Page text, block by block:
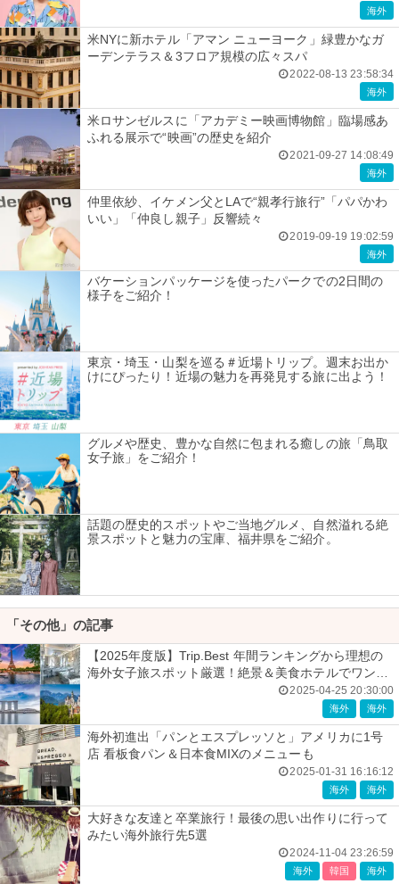
海外
米NYに新ホテル「アマン ニューヨーク」緑豊かなガ
ーデンテラス＆3フロア規模の広々スパ
2022-08-13 23:58:34
海外
米ロサンゼルスに「アカデミー映画博物館」臨場感あ
ふれる展示で“映画”の歴史を紹介
2021-09-27 14:08:49
海外
仲里依紗、イケメン父とLAで“親孝行旅行”「パパかわ
いい」「仲良し親子」反響続々
2019-09-19 19:02:59
海外
バケーションパッケージを使ったパークでの2日間の
様子をご紹介！
東京・埼玉・山梨を巡る＃近場トリップ。週末お出か
けにぴったり！近場の魅力を再発見する旅に出よう！
グルメや歴史、豊かな自然に包まれる癒しの旅「鳥取
女子旅」をご紹介！
話題の歴史的スポットやご当地グルメ、自然溢れる絶
景スポットと魅力の宝庫、福井県をご紹介。
「その他」の記事
【2025年度版】Trip.Best 年間ランキングから理想の
海外女子旅スポット厳選！絶景＆美食ホテルでワンラ
2025-04-25 20:30:00
海外 海外
海外初進出「パンとエスプレッソと」アメリカに1号
店 看板食パン＆日本食MIXのメニューも
2025-01-31 16:16:12
海外 海外
大好きな友達と卒業旅行！最後の思い出作りに行って
みたい海外旅行先5選
2024-11-04 23:26:59
海外 韓国 海外